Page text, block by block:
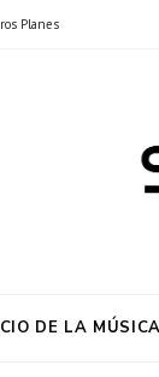
Planes
DE LA MÚSICA